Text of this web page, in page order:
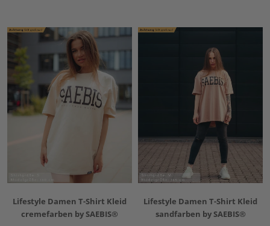
Lifestyle Damen T-Shirt Kleid
cremefarben by SAEBIS®
Lifestyle Damen T-Shirt Kleid
sandfarben by SAEBIS®